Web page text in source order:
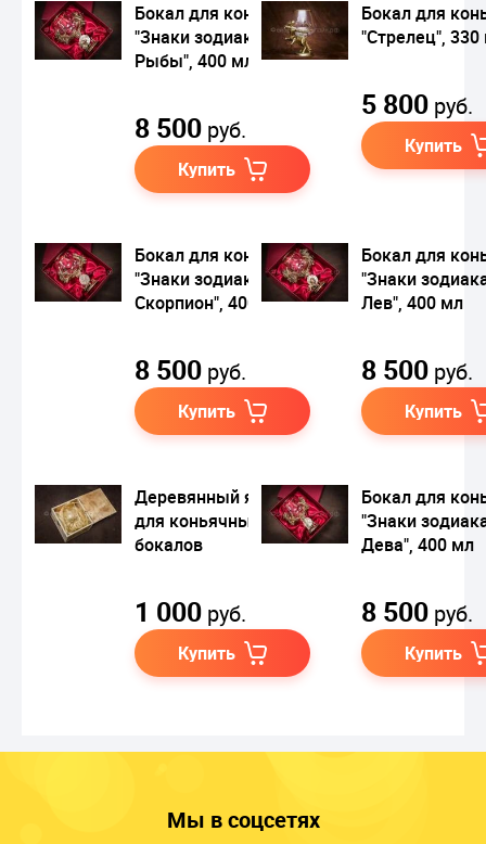
Бокал для коньяка
"Знаки зодиака.
Рыбы", 400 мл
8 500 руб.
Купить
Бокал для
"Стрелец",
5 800 руб.
Купить
Бокал для коньяка
"Знаки зодиака.
Скорпион", 400 мл
8 500 руб.
Купить
Бокал для
"Знаки
Лев", 400 мл
8 500 руб.
Купить
Деревянный ящик
для коньячных
бокалов
1 000 руб.
Купить
Бокал для
"Знаки
Дева", 400 мл
8 500 руб.
Купить
Мы в соцсетях